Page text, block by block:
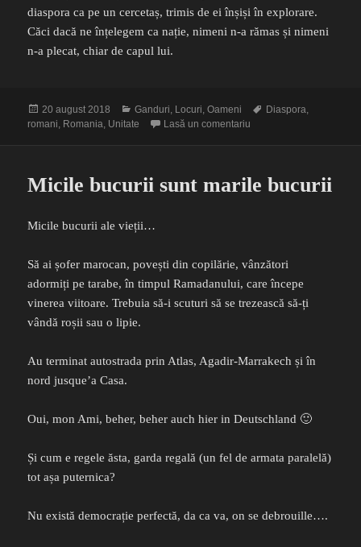
diaspora ca pe un cercetaș, trimis de ei înșiși în explorare.
Căci dacă ne înțelegem ca nație, nimeni n-a rămas și nimeni
n-a plecat, chiar de capul lui.
Publicat
pe
20 august 2018 Categorii
Ganduri Locuri ,Oameni Etichete
Diaspora
romani Romania Unitate Lasă un comentariu
Micile bucurii sunt marile bucurii
Micile bucurii ale vieții…
Să ai șofer marocan, povești din copilărie, vânzători
adormiți pe tarabe, în timpul Ramadanului, care începe
vinerea viitoare. Trebuia să-i scuturi să se trezească să-ți
vândă roșii sau o lipie.
Au terminat autostrada prin Atlas, Agadir-Marrakech și în
nord jusque’a Casa.
Oui, mon Ami, beher, beher auch hier in Deutschland 🙂
Și cum e regele ăsta, garda regală (un fel de armata paralelă)
tot așa puternica?
Nu există democrație perfectă, da ca va, on se debrouille….